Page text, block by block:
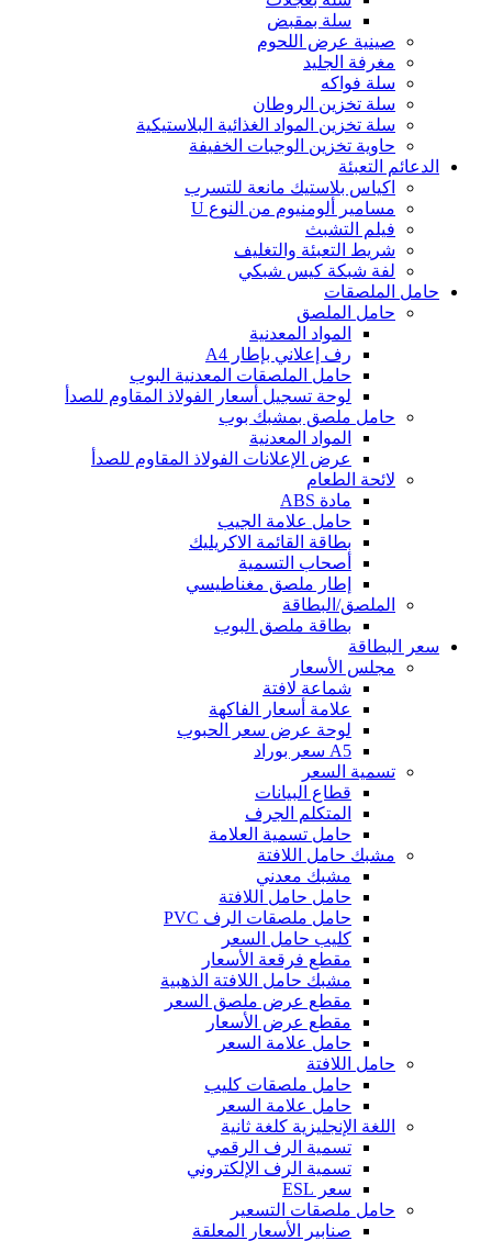
سلة بمقبض
صينية عرض اللحوم
مغرفة الجليد
سلة فواكه
سلة تخزين الروطان
سلة تخزين المواد الغذائية البلاستيكية
حاوية تخزين الوجبات الخفيفة
الدعائم التعبئة
اكياس بلاستيك مانعة للتسرب
مسامير ألومنيوم من النوع U
فيلم التشبث
شريط التعبئة والتغليف
لفة شبكة كيس شبكي
حامل الملصقات
حامل الملصق
المواد المعدنية
رف إعلاني بإطار A4
حامل الملصقات المعدنية البوب
لوحة تسجيل أسعار الفولاذ المقاوم للصدأ
حامل ملصق بمشبك بوب
المواد المعدنية
عرض الإعلانات الفولاذ المقاوم للصدأ
لائحة الطعام
مادة ABS
حامل علامة الجيب
بطاقة القائمة الاكريليك
أصحاب التسمية
إطار ملصق مغناطيسي
الملصق/البطاقة
بطاقة ملصق البوب
سعر البطاقة
مجلس الأسعار
شماعة لافتة
علامة أسعار الفاكهة
لوحة عرض سعر الحبوب
A5 سعر بوراد
تسمية السعر
قطاع البيانات
المتكلم الجرف
حامل تسمية العلامة
مشبك حامل اللافتة
مشبك معدني
حامل حامل اللافتة
حامل ملصقات الرف PVC
كليب حامل السعر
مقطع فرقعة الأسعار
مشبك حامل اللافتة الذهبية
مقطع عرض ملصق السعر
مقطع عرض الأسعار
حامل علامة السعر
حامل اللافتة
حامل ملصقات كليب
حامل علامة السعر
اللغة الإنجليزية كلغة ثانية
تسمية الرف الرقمي
تسمية الرف الإلكتروني
سعر ESL
حامل ملصقات التسعير
صنابير الأسعار المعلقة